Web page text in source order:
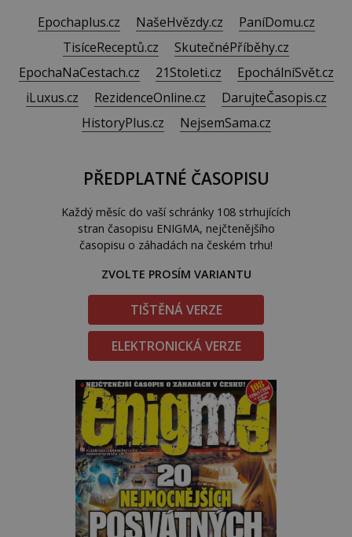
Epochaplus.cz NašeHvězdy.cz
PaníDomu.cz
TisíceReceptů.cz
SkutečnéPříběhy.cz
EpochaNaCestach.cz
21Stoleti.cz
EpochálníSvět.cz
iLuxus.cz
RezidenceOnline.cz
DarujteČasopis.cz
HistoryPlus.cz
NejsemSama.cz
PŘEDPLATNÉ ČASOPISU
Každý měsíc do vaší schránky 108 strhujících
stran časopisu ENIGMA, nejčtenějšího
časopisu o záhadách na českém trhu!
ZVOLTE PROSÍM VARIANTU
TIŠTĚNÁ VERZE
ELEKTRONICKÁ VERZE